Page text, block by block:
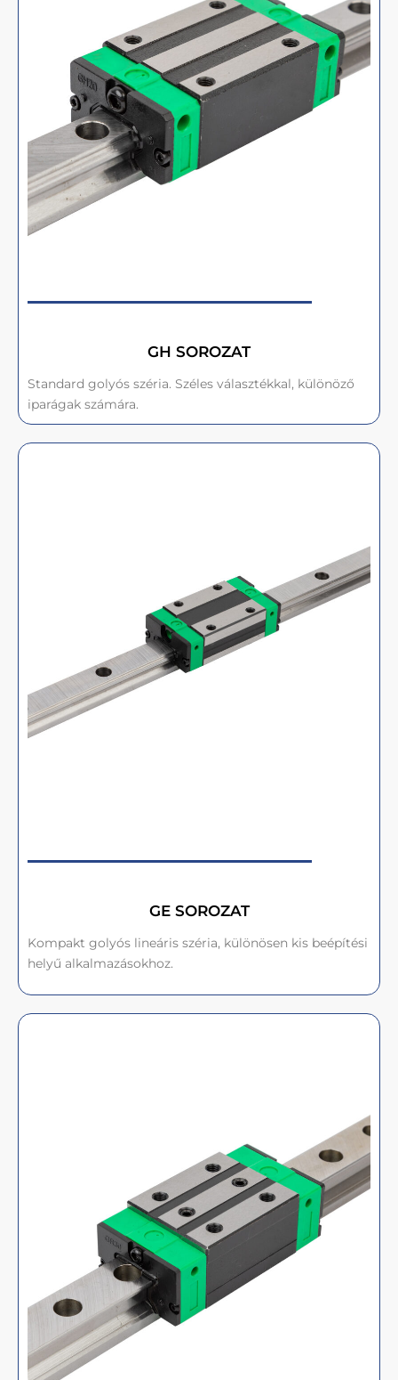
GH SOROZAT
Standard golyós széria. Széles választékkal, különöző
iparágak számára.
GE SOROZAT
Kompakt golyós lineáris széria, különösen kis beépítési
helyű alkalmazásokhoz.